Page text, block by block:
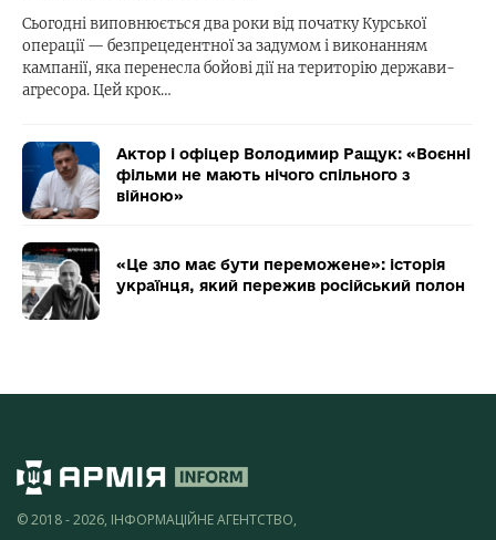
Сьогодні виповнюється два роки від початку Курської
операції — безпрецедентної за задумом і виконанням
кампанії, яка перенесла бойові дії на територію держави-
агресора. Цей крок…
Актор і офіцер Володимир Ращук: «Воєнні
фільми не мають нічого спільного з
війною»
«Це зло має бути переможене»: історія
українця, який пережив російський полон
© 2018 - 2026, ІНФОРМАЦІЙНЕ АГЕНТСТВО,